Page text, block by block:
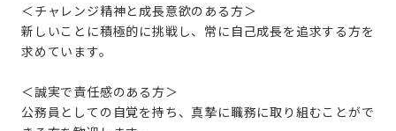
＜チャレンジ精神と成長意欲のある方＞
新しいことに積極的に挑戦し、常に自己成長を追求する方を
求めています。
＜誠実で責任感のある方＞
公務員としての自覚を持ち、真摯に職務に取り組むことがで